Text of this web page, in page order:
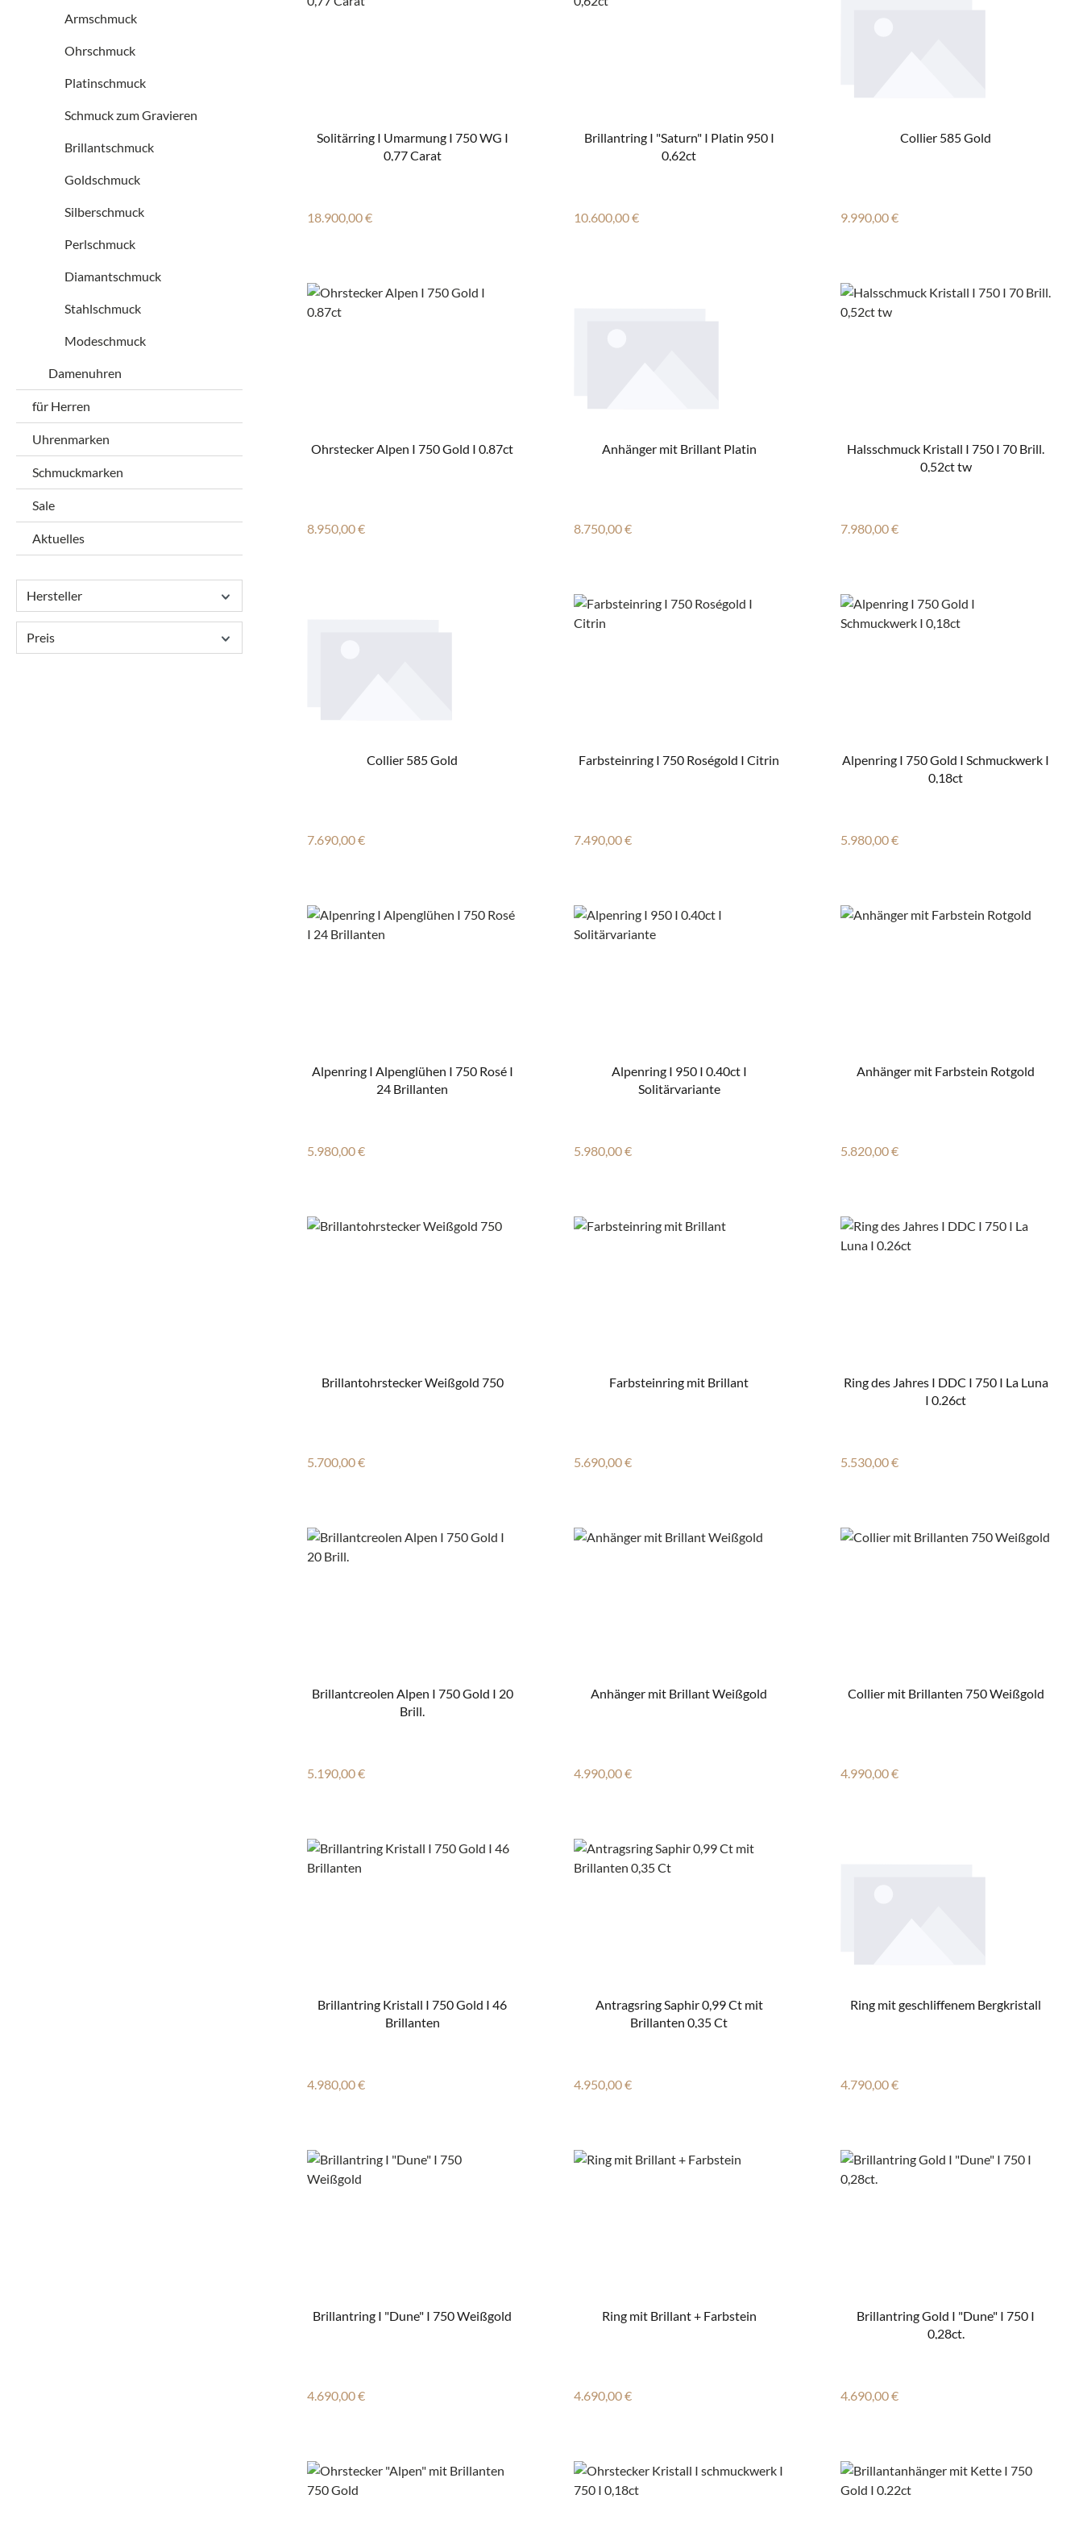
Armschmuck
Ohrschmuck
Platinschmuck
Schmuck zum Gravieren
Brillantschmuck
Goldschmuck
Silberschmuck
Perlschmuck
Diamantschmuck
Stahlschmuck
Modeschmuck
Damenuhren
für Herren
Uhrenmarken
Schmuckmarken
Sale
Aktuelles
Hersteller
Preis
Solitärring I Umarmung I 750 WG I
0,77 Carat
Regulärer Preis:
18.900,00 €
Brillantring I "Saturn" I Platin 950 I
0,62ct
Regulärer Preis:
10.600,00 €
Collier 585 Gold
Regulärer Preis:
9.990,00 €
Ohrstecker Alpen I 750 Gold I 0.87ct
Regulärer Preis:
8.950,00 €
Anhänger mit Brillant Platin
Regulärer Preis:
8.750,00 €
Halsschmuck Kristall I 750 I 70 Brill.
0,52ct tw
Regulärer Preis:
7.980,00 €
Collier 585 Gold
Regulärer Preis:
7.690,00 €
Farbsteinring I 750 Roségold I Citrin
Regulärer Preis:
7.490,00 €
Alpenring I 750 Gold I Schmuckwerk I
0,18ct
Regulärer Preis:
5.980,00 €
Alpenring I Alpenglühen I 750 Rosé I
24 Brillanten
Regulärer Preis:
5.980,00 €
Alpenring I 950 I 0.40ct I
Solitärvariante
Regulärer Preis:
5.980,00 €
Anhänger mit Farbstein Rotgold
Regulärer Preis:
5.820,00 €
Brillantohrstecker Weißgold 750
Regulärer Preis:
5.700,00 €
Farbsteinring mit Brillant
Regulärer Preis:
5.690,00 €
Ring des Jahres I DDC I 750 I La Luna
I 0.26ct
Regulärer Preis:
5.530,00 €
Brillantcreolen Alpen I 750 Gold I 20
Brill.
Regulärer Preis:
5.190,00 €
Anhänger mit Brillant Weißgold
Regulärer Preis:
4.990,00 €
Collier mit Brillanten 750 Weißgold
Regulärer Preis:
4.990,00 €
Brillantring Kristall I 750 Gold I 46
Brillanten
Regulärer Preis:
4.980,00 €
Antragsring Saphir 0,99 Ct mit
Brillanten 0,35 Ct
Regulärer Preis:
4.950,00 €
Ring mit geschliffenem Bergkristall
Regulärer Preis:
4.790,00 €
Brillantring I "Dune" I 750 Weißgold
Regulärer Preis:
4.690,00 €
Ring mit Brillant + Farbstein
Regulärer Preis:
4.690,00 €
Brillantring Gold I "Dune" I 750 I
0,28ct.
Regulärer Preis:
4.690,00 €